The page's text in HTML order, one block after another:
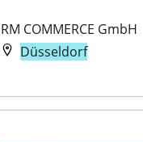
RM COMMERCE GmbH
Düsseldorf